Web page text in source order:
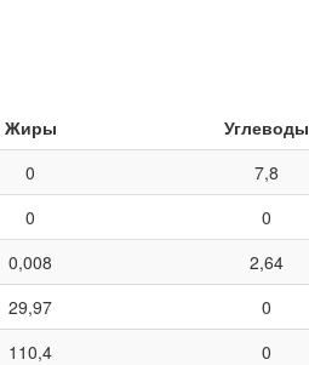
Жиры Углеводы
0 7,8
0 0
0,008 2,64
29,97 0
110,4 0